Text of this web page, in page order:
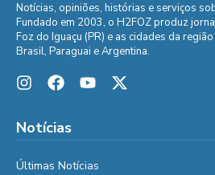
Notícias, opiniões, histórias e serviços
Fundado em 2003, o H2FOZ produz
Foz do Iguaçu (PR) e as cidades da
Brasil, Paraguai e Argentina.
Notícias
Últimas Notícias